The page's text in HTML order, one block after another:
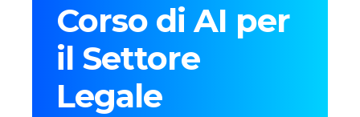
Corso di AI per
il Settore
Legale